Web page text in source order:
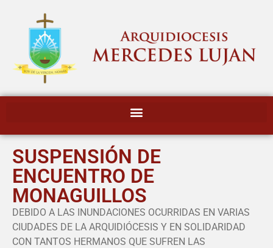
SUSPENSIÓN DE
ENCUENTRO DE
MONAGUILLOS
DEBIDO A LAS INUNDACIONES OCURRIDAS EN VARIAS
CIUDADES DE LA ARQUIDIÓCESIS Y EN SOLIDARIDAD
CON TANTOS HERMANOS QUE SUFREN LAS